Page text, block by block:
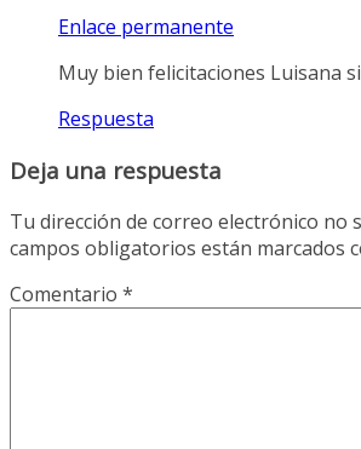
Enlace permanente
Muy bien felicitaciones Luisana
Respuesta
Deja una respuesta
Tu dirección de correo electrónico no
campos obligatorios están marcados
Comentario *